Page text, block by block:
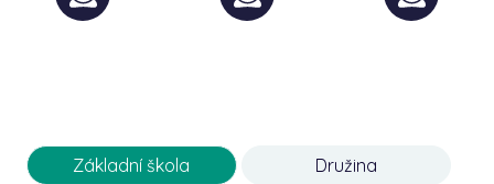
Základní škola Družina